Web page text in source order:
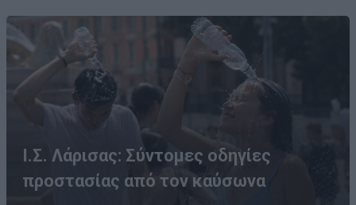
Ι.Σ. Λάρισας: Σύντομες οδηγίες
προστασίας από τον καύσωνα